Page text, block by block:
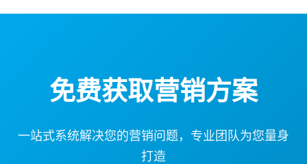
免费获取营销方案
一站式系统解决您的营销问题，专业团队为您量身
打造